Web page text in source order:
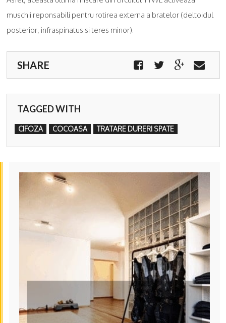
muschii reponsabili pentru rotirea externa a bratelor (deltoidul
posterior, infraspinatus si teres minor).
SHARE
TAGGED WITH
CIFOZA COCOASA TRATARE DURERI SPATE